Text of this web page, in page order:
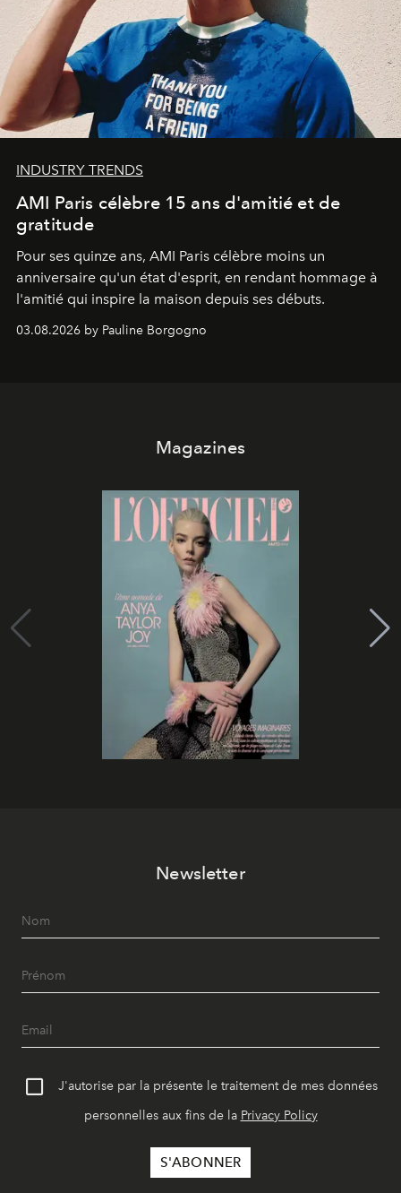
INDUSTRY TRENDS
AMI Paris célèbre 15 ans d'amitié et de
gratitude
Pour ses quinze ans, AMI Paris célèbre moins un
anniversaire qu'un état d'esprit, en rendant hommage à
l'amitié qui inspire la maison depuis ses débuts.
03.08.2026 by Pauline Borgogno
Magazines
Newsletter
J'autorise par la présente le traitement de mes données
personnelles aux fins de la Privacy Policy